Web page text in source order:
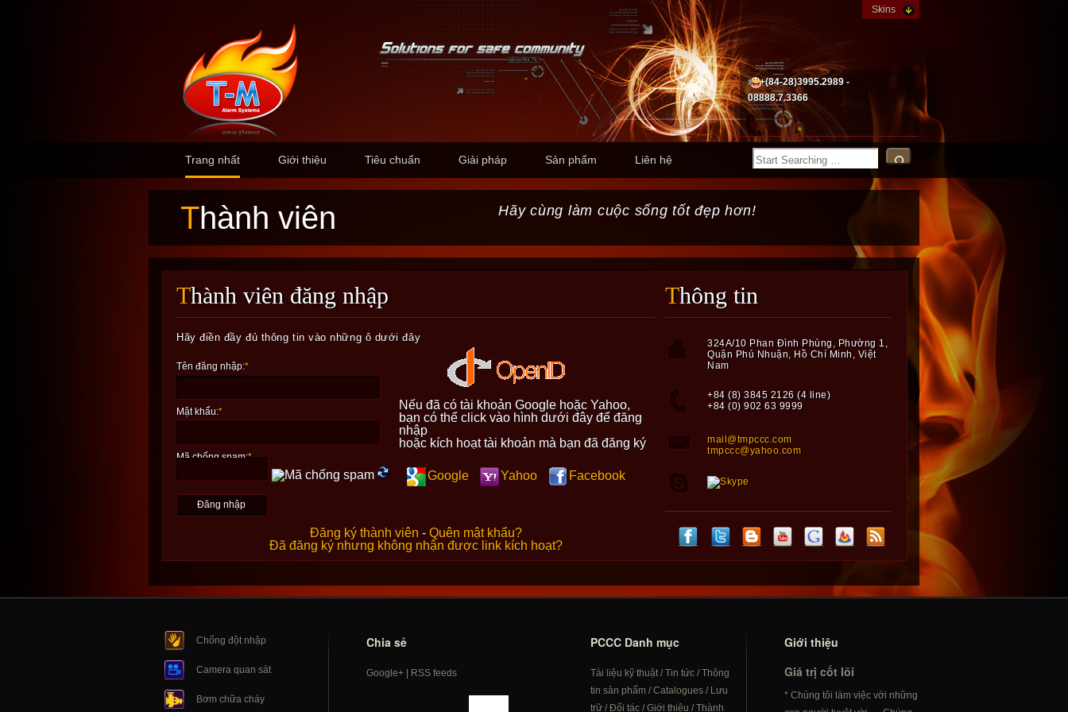
Skins
+(84-28)3995.2989 -
08888.7.3366
Trang nhất Giới thiệu Tiêu chuẩn Giải pháp Sản phẩm Liên hệ
Thành viên Hãy cùng làm cuộc sống tốt đẹp hơn!
Thành viên đăng nhập
Hãy điền đầy đủ thông tin vào những ô dưới đây
Tên đăng nhập:*
Mật khẩu:*
Mã chống spam:*
Nếu đã có tài khoản Google hoặc Yahoo,
bạn có thể click vào hình dưới đây để đăng
nhập
hoặc kích hoạt tài khoản mà bạn đã đăng ký
Google Yahoo Facebook
Đăng ký thành viên - Quên mật khẩu?
Đã đăng ký nhưng không nhận được link kích hoạt?
Thông tin
324A/10 Phan Đình Phùng, Phường 1,
Quận Phú Nhuận, Hồ Chí Minh, Việt
Nam
+84 (8) 3845 2126 (4 line)
+84 (0) 902 63 9999
mail@tmpccc.com
tmpccc@yahoo.com
Chống đột nhập
Camera quan sát
Bơm chữa cháy
Chia sẻ
Google+| RSS feeds
PCCC Danh mục
Tài liệu kỹ thuật/Tin tức/Thông
tin sản phẩm/Catalogues/ Lưu
trữ/Đối tác/Giới thiệu /Thành
Giới thiệu
Giá trị cốt lõi
* Chúng tôi làm việc với những